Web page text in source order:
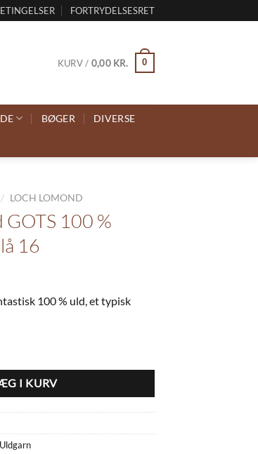
FORTRYDELSESRET
KURV / 0,00 KR. 0
BØGER DIVERSE
/ LOCH LOMOND
GOTS 100 %
16
100 % uld, et typisk
I KURV
Uldgarn